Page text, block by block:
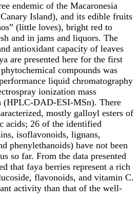
endemic of the Macaronesia
Island), and its edible fruits
(little loves), bright red to
and in jams and liquors. The
antioxidant capacity of leaves
are presented here for the first
compounds was
liquid chromatography
ionization mass
(HPLC-DAD-ESI-MSn). There
mostly galloyl esters of
acids; 26 of the identified
isoflavonoids, lignans,
phenylethanoids) have not been
so far. From the data presented
that faya berries represent a rich
flavonoids, and vitamin C.
activity than that of the well-